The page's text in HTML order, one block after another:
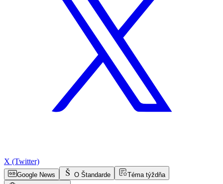
X (Twitter)
Google News O Štandarde
Téma týždňa